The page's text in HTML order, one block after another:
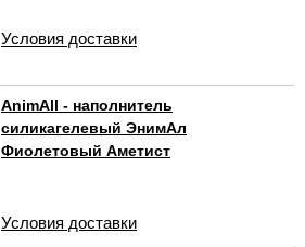
Условия доставки
AnimAll - наполнитель
силикагелевый ЭнимАл
Фиолетовый Аметист
Условия доставки